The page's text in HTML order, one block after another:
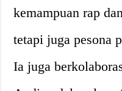
kemampuan rap
tetapi juga pesona
Ia juga